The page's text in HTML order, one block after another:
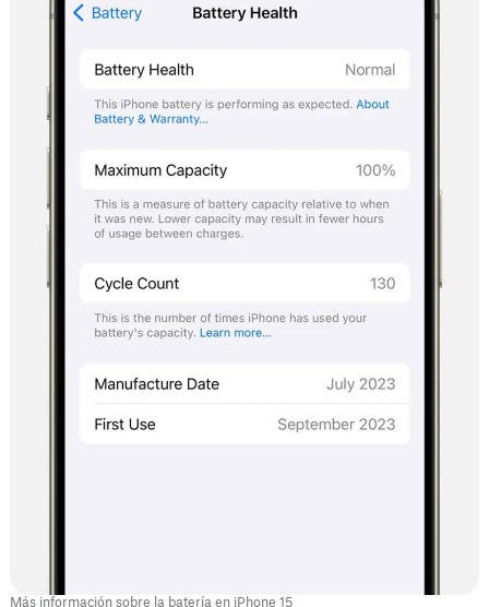
Más información sobre la batería en iPhone 15